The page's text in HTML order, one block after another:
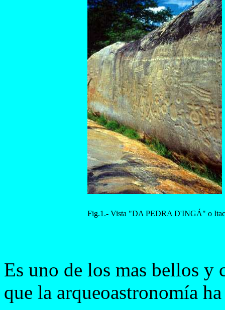
Fig.1.- Vista "DA PEDRA D'INGÁ" o
Es uno de los mas bellos y
que la arqueoastronomía